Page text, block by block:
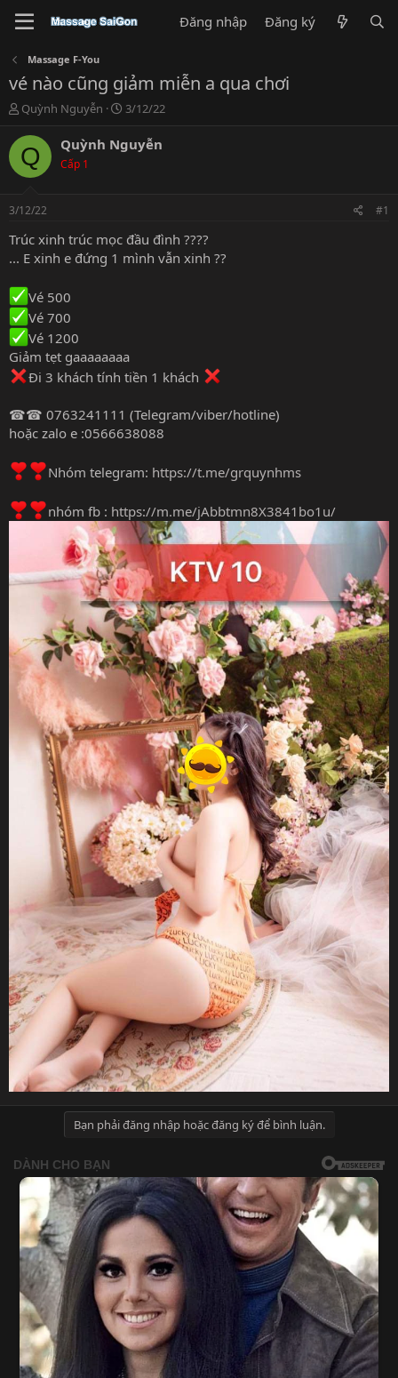
Đăng nhập Đăng ký
Massage F-You
vé nào cũng giảm miễn a qua chơi
T
r
e
a
s
t
a
r
t
e
r
Quỳnh Nguyễn
N
à
y
3/12/22
Q Quỳnh Nguyễn
Cấp 1
3/12/22 #1
Trúc xinh trúc mọc đầu đình ????
... E xinh e đứng 1 mình vẫn xinh ??
Vé 500
Vé 700
Vé 1200
Giảm tẹt gaaaaaaaa
Đi 3 khách tính tiền 1 khách
☎☎ 0763241111 (Telegram/viber/hotline)
hoặc zalo e :0566638088
Nhóm telegram: https://t.me/grquynhms
nhóm fb : https://m.me/jAbbtmn8X3841bo1u/
Bạn phải đăng nhập hoặc đăng ký để bình luận.